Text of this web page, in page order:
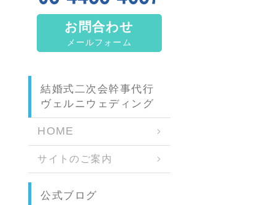
お問合わせ
メールフォーム
結婚式二次会幹事代行
ヴェルニウェディング
HOME
サイトのご案内
公式ブログ